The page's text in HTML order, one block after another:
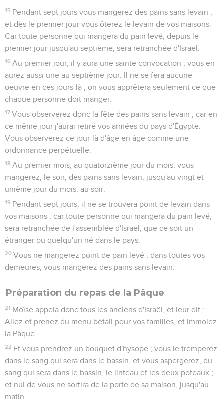
15 Pendant sept jours vous mangerez des pains sans levain ;
et dès le premier jour vous ôterez le levain de vos maisons.
Car toute personne qui mangera du pain levé, depuis le
premier jour jusqu'au septième, sera retranchée d'Israël.
16 Au premier jour, il y aura une sainte convocation ; vous en
aurez aussi une au septième jour. Il ne se fera aucune
oeuvre en ces jours-là ; on vous apprêtera seulement ce que
chaque personne doit manger.
17 Vous observerez donc la fête des pains sans levain ; car en
ce même jour j'aurai retiré vos armées du pays d'Égypte.
Vous observerez ce jour-là d'âge en âge comme une
ordonnance perpétuelle.
18 Au premier mois, au quatorzième jour du mois, vous
mangerez, le soir, des pains sans levain, jusqu'au vingt et
unième jour du mois, au soir.
19 Pendant sept jours, il ne se trouvera point de levain dans
vos maisons ; car toute personne qui mangera du pain levé,
sera retranchée de l'assemblée d'Israël, que ce soit un
étranger ou quelqu'un né dans le pays.
20 Vous ne mangerez point de pain levé ; dans toutes vos
demeures, vous mangerez des pains sans levain.
Préparation du repas de la Pâque
21 Moïse appela donc tous les anciens d'Israël, et leur dit :
Allez et prenez du menu bétail pour vos familles, et immolez
la Pâque.
22 Et vous prendrez un bouquet d'hysope ; vous le tremperez
dans le sang qui sera dans le bassin, et vous aspergerez, du
sang qui sera dans le bassin, le linteau et les deux poteaux ;
et nul de vous ne sortira de la porte de sa maison, jusqu'au
matin.